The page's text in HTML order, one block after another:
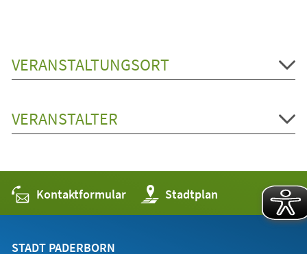
VERANSTALTUNGSORT
VERANSTALTER
Kontaktformular Stadtplan
(Öffnet
in
einem
STADT PADERBORN